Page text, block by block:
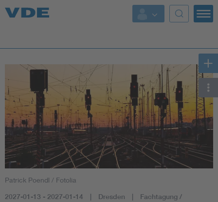
Key Topics
Key Topics
Standardization
AI & Digital Trust
Health
Patrick Poendl / Fotolia
2027-01-13 - 2027-01-14 Dresden
Fachtagung /